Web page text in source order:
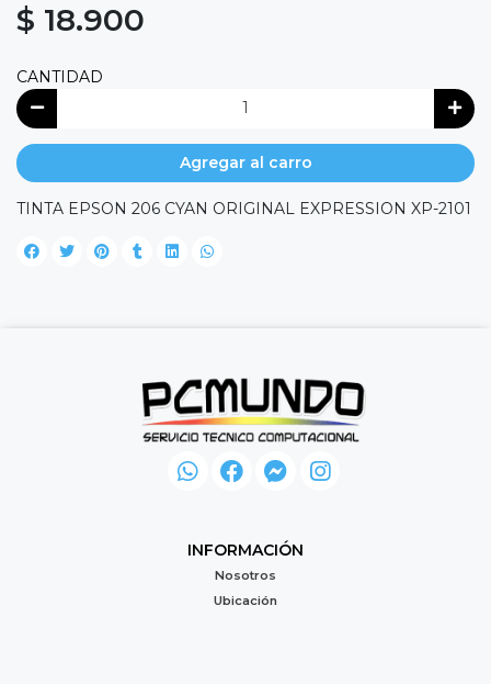
$ 18.900
CANTIDAD
Agregar al carro
TINTA EPSON 206 CYAN ORIGINAL EXPRESSION XP-2101
INFORMACIÓN
Nosotros
Ubicación